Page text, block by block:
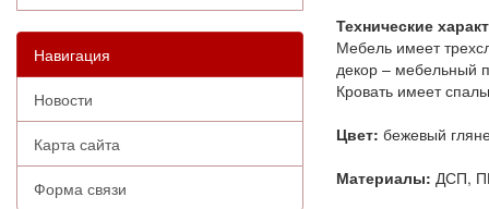
Навигация
Новости
Карта сайта
Форма связи
Технические
Мебель имеет
декор – мебельный
Кровать имеет
Цвет: бежевый
Материалы: ДСП,